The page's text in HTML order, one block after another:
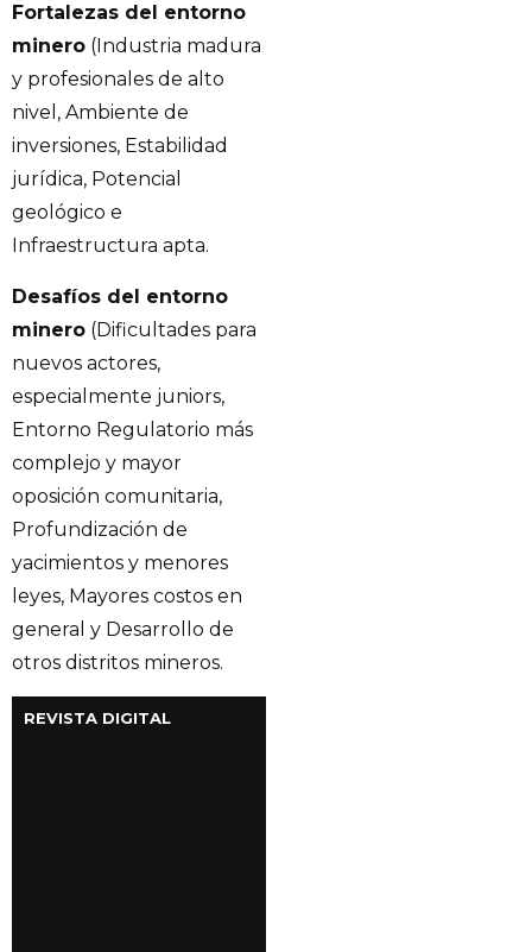
Fortalezas del entorno
minero (Industria madura
y profesionales de alto
nivel, Ambiente de
inversiones, Estabilidad
jurídica, Potencial
geológico e
Infraestructura apta.
Desafíos del entorno
minero (Dificultades para
nuevos actores,
especialmente juniors,
Entorno Regulatorio más
complejo y mayor
oposición comunitaria,
Profundización de
yacimientos y menores
leyes, Mayores costos en
general y Desarrollo de
otros distritos mineros.
REVISTA DIGITAL